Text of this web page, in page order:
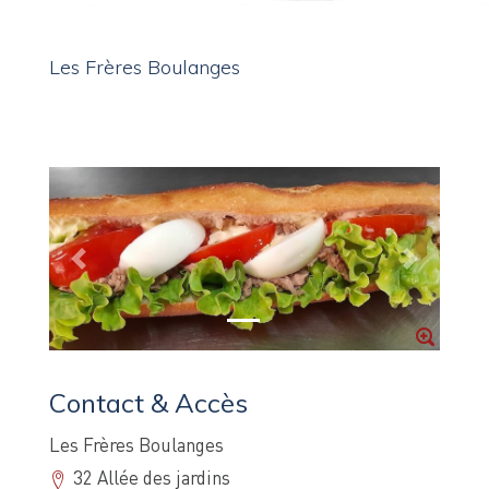
Les Frères Boulanges
Previous Next
Contact & Accès
Les Frères Boulanges
32 Allée des jardins